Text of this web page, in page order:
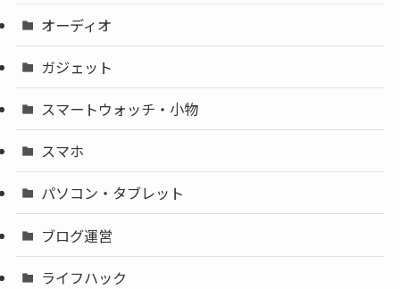
オーディオ
ガジェット
スマートウォッチ・小物
スマホ
パソコン・タブレット
ブログ運営
ライフハック